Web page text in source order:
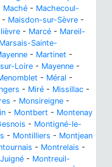
Maché - Machecoul-
- Maisdon-sur-Sèvre -
- Marcé - Mareil-
Marsais-Sainte-
- Martinet -
Loire - Mayenne -
- Méral -
- Miré - Missillac -
- Monsireigne -
- Montbert - Montenay
- Montigné-le-
- Montilliers - Montjean
- Montrelais -
- Montreuil-